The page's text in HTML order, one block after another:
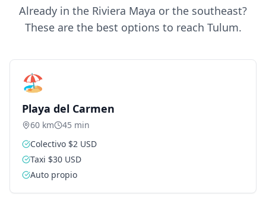
Already in the Riviera Maya or the southeast?
These are the best options to reach Tulum.
🏖️
Playa del Carmen
60 km
45 min
Colectivo $2 USD
Taxi $30 USD
Auto propio